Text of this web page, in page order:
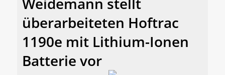
überarbeiteten Hoftrac
1190e mit Lithium-Ionen
Batterie vor